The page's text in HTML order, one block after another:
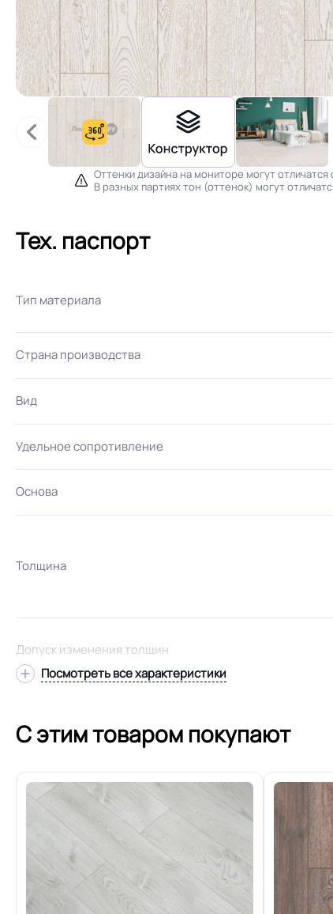
Оттенки дизайна на мониторе могут
В разных партиях тон (оттенок) могут
Тех. паспорт
Тип материала
Страна производства
Вид
Удельное сопротивление
Основа
Толщина
Допуск изменения толщин
Допуск изменения рабочего слоя
Вес 1 м.кв.
Длина рулон.
Посмотреть все характеристики
С этим товаром покупают